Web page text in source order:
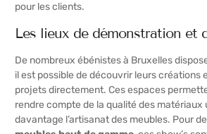
pour les clients.
Les lieux de démonstration et
De nombreux ébénistes à Bruxelles
il est possible de découvrir leurs créations
projets directement. Ces espaces
rendre compte de la qualité des matériaux
davantage l’artisanat des meubles. Pour